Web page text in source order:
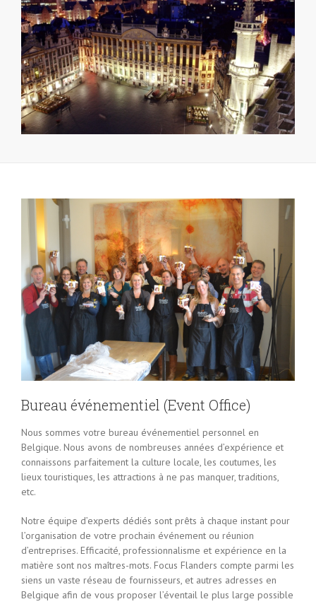
Bureau événementiel (Event Office)
Nous sommes votre bureau événementiel personnel en
Belgique. Nous avons de nombreuses années d’expérience et
connaissons parfaitement la culture locale, les coutumes, les
lieux touristiques, les attractions à ne pas manquer, traditions,
etc.
Notre équipe d’experts dédiés sont prêts à chaque instant pour
l’organisation de votre prochain événement ou réunion
d’entreprises. Efficacité, professionnalisme et expérience en la
matière sont nos maîtres-mots. Focus Flanders compte parmi les
siens un vaste réseau de fournisseurs, et autres adresses en
Belgique afin de vous proposer l’éventail le plus large possible